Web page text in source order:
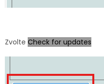
Zvolte Check for updates